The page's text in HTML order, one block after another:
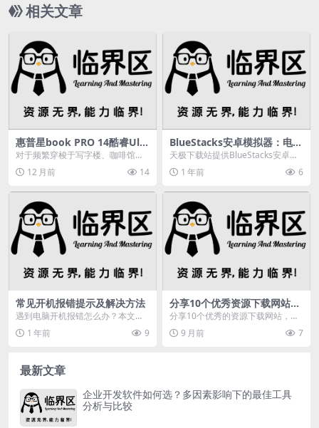
相关文章
惠普星book PRO 14酷睿Ultr
a7 255H版，外出办公理想之
选？
对于频繁穿梭于写字楼、咖啡馆、
客户公司的外出办公人群而言，笔
记本电脑不仅是 “移...
12 月前 14
BlueStacks安卓模拟器：电脑
玩手游超方便，获巨头青睐
天极下载站提供BlueStacks安卓模
拟器官方最新版免费下载。BlueSta
c... 1 年前 6
常见开机报错提示及解决方法
遇到电脑开机报错怎么办？本文详
细介绍了常见的开机报错提示及相
应的解决方法，包括C...
1 年前 9
分享10个优秀资源下载网站：
个个资源丰富还免费，电子
书、音乐任意下载
分享10个优秀的资源下载网站，个
个资源丰富还免费，你想要的资源
几乎都能找到!一个...
9 月前 7
最新文章
企业开发软件如何选？多因素影响下的最佳工具
分析与比较